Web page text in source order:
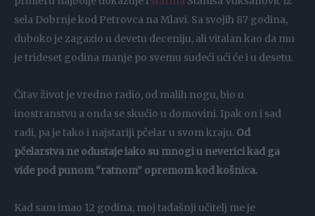
sela Dobrnje kod Petrovca na Mlavi. Sa svojih 87 godina,
duboko je zagazio u devetu deceniju, ali vitalan kao da mu
je trideset godina manje po svemu sudeći ući će i u desetu.
Čitav život je vredno radio, od malih nogu, bio u
inostranstvu a onda se skućio u domovini. Ipak on i sad
radi, pa je tako i najstariji pčelar u svom kraju. Od
pčelarstva ne odustaje iako su mnogi u neverici kad ga
vide pod punom “ratnom” opremom kod košnica.
Kad sam imao 12 godina, moj tadašnji učitelj me je